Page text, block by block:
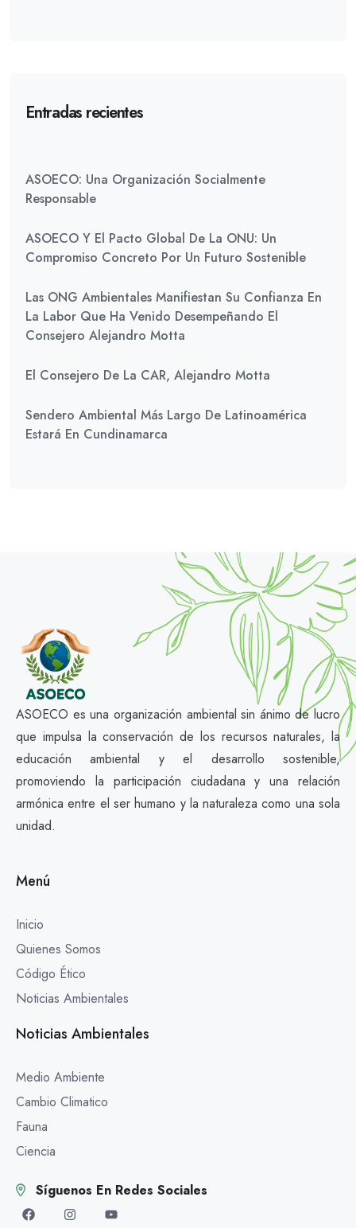
Entradas recientes
ASOECO: Una Organización Socialmente
Responsable
ASOECO Y El Pacto Global De La ONU: Un
Compromiso Concreto Por Un Futuro Sostenible
Las ONG Ambientales Manifiestan Su Confianza En
La Labor Que Ha Venido Desempeñando El
Consejero Alejandro Motta
El Consejero De La CAR, Alejandro Motta
Sendero Ambiental Más Largo De Latinoamérica
Estará En Cundinamarca
ASOECO es una organización ambiental sin ánimo de lucro
que impulsa la conservación de los recursos naturales, la
educación ambiental y el desarrollo sostenible,
promoviendo la participación ciudadana y una relación
armónica entre el ser humano y la naturaleza como una sola
unidad.
Menú
Inicio
Quienes Somos
Código Ético
Noticias Ambientales
Noticias Ambientales
Medio Ambiente
Cambio Climatico
Fauna
Ciencia
Síguenos En Redes Sociales